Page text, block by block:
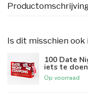
Is dit misschien ook
100 Date
iets te doen
Op voorraad